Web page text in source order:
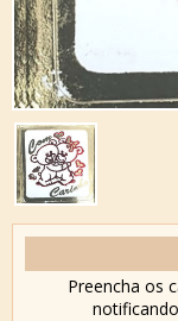
Preencha os